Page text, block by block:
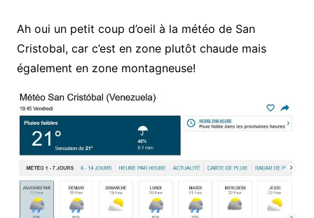
Ah oui un petit coup d’oeil à la météo de San
Cristobal, car c’est en zone plutôt chaude mais
également en zone montagneuse!